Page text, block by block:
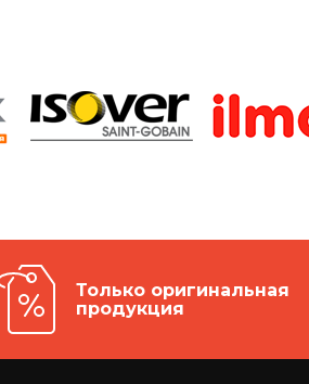
Только оригинальная
продукция